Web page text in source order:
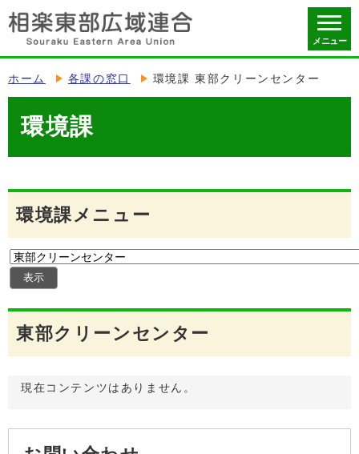
メニュー
ホーム 各課の窓口 環境課 東部クリーンセンター
環境課
環境課メニュー
東部クリーンセンター
現在コンテンツはありません。